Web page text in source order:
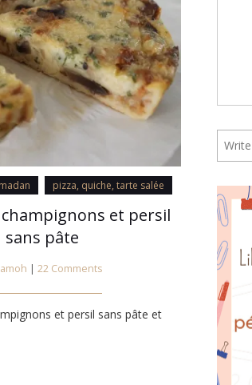
pizza, quiche, tarte salée
et persil
sans pâte
| 22 Comments
et persil sans pâte et